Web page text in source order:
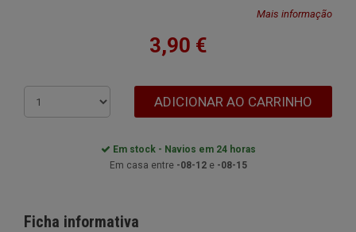
Mais informação
3,90 €
ADICIONAR AO CARRINHO
Em stock - Navios em 24 horas
Em casa entre -08-12e -08-15
Ficha informativa